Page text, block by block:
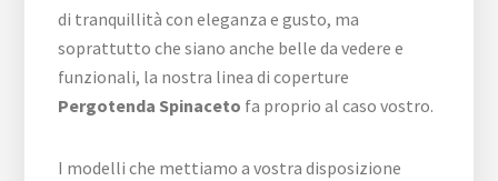
di tranquillità con eleganza e gusto, ma
soprattutto che siano anche belle da vedere e
funzionali, la nostra linea di coperture
Pergotenda Spinaceto fa proprio al caso vostro.
I modelli che mettiamo a vostra disposizione